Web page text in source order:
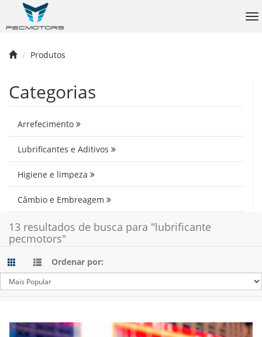
Produtos
Categorias
Arrefecimento
Lubrificantes e Aditivos
Higiene e limpeza
Câmbio e Embreagem
13 resultados de busca para "lubrificante
pecmotors"
Ordenar por: